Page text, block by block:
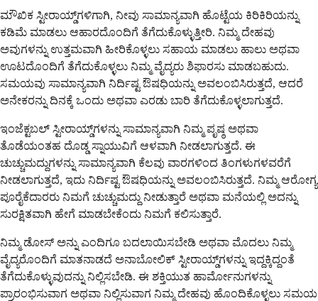
ಮೌಖಿಕ ಸ್ಟೀರಾಯ್ಡ್‌ಗಳಿಗಾಗಿ, ನೀವು ಸಾಮಾನ್ಯವಾಗಿ ಹೊಟ್ಟೆಯ ಕಿರಿಕಿರಿಯನ್ನು
ಕಡಿಮೆ ಮಾಡಲು ಆಹಾರದೊಂದಿಗೆ ತೆಗೆದುಕೊಳ್ಳುತ್ತೀರಿ. ನಿಮ್ಮ ದೇಹವು
ಅವುಗಳನ್ನು ಉತ್ತಮವಾಗಿ ಹೀರಿಕೊಳ್ಳಲು ಸಹಾಯ ಮಾಡಲು ಹಾಲು ಅಥವಾ
ಊಟದೊಂದಿಗೆ ತೆಗೆದುಕೊಳ್ಳಲು ನಿಮ್ಮ ವೈದ್ಯರು ಶಿಫಾರಸು ಮಾಡಬಹುದು.
ಸಮಯವು ಸಾಮಾನ್ಯವಾಗಿ ನಿರ್ದಿಷ್ಟ ಔಷಧಿಯನ್ನು ಅವಲಂಬಿಸಿರುತ್ತದೆ, ಆದರೆ
ಅನೇಕರನ್ನು ದಿನಕ್ಕೆ ಒಂದು ಅಥವಾ ಎರಡು ಬಾರಿ ತೆಗೆದುಕೊಳ್ಳಲಾಗುತ್ತದೆ.
ಇಂಜೆಕ್ಟಬಲ್ ಸ್ಟೀರಾಯ್ಡ್‌ಗಳನ್ನು ಸಾಮಾನ್ಯವಾಗಿ ನಿಮ್ಮ ಪೃಷ್ಠ ಅಥವಾ
ತೊಡೆಯಂತಹ ದೊಡ್ಡ ಸ್ನಾಯುವಿಗೆ ಆಳವಾಗಿ ನೀಡಲಾಗುತ್ತದೆ. ಈ
ಚುಚ್ಚುಮದ್ದುಗಳನ್ನು ಸಾಮಾನ್ಯವಾಗಿ ಕೆಲವು ವಾರಗಳಿಂದ ತಿಂಗಳುಗಳವರೆಗೆ
ನೀಡಲಾಗುತ್ತದೆ, ಇದು ನಿರ್ದಿಷ್ಟ ಔಷಧಿಯನ್ನು ಅವಲಂಬಿಸಿರುತ್ತದೆ. ನಿಮ್ಮ ಆರೋಗ್ಯ
ಪೂರೈಕೆದಾರರು ನಿಮಗೆ ಚುಚ್ಚುಮದ್ದು ನೀಡುತ್ತಾರೆ ಅಥವಾ ಮನೆಯಲ್ಲಿ ಅದನ್ನು
ಸುರಕ್ಷಿತವಾಗಿ ಹೇಗೆ ಮಾಡಬೇಕೆಂದು ನಿಮಗೆ ಕಲಿಸುತ್ತಾರೆ.
ನಿಮ್ಮ ಡೋಸ್ ಅನ್ನು ಎಂದಿಗೂ ಬದಲಾಯಿಸಬೇಡಿ ಅಥವಾ ಮೊದಲು ನಿಮ್ಮ
ವೈದ್ಯರೊಂದಿಗೆ ಮಾತನಾಡದೆ ಅನಾಬೋಲಿಕ್ ಸ್ಟೀರಾಯ್ಡ್‌ಗಳನ್ನು ಇದ್ದಕ್ಕಿದ್ದಂತೆ
ತೆಗೆದುಕೊಳ್ಳುವುದನ್ನು ನಿಲ್ಲಿಸಬೇಡಿ. ಈ ಶಕ್ತಿಯುತ ಹಾರ್ಮೋನುಗಳನ್ನು
ಪ್ರಾರಂಭಿಸುವಾಗ ಅಥವಾ ನಿಲ್ಲಿಸುವಾಗ ನಿಮ್ಮ ದೇಹವು ಹೊಂದಿಕೊಳ್ಳಲು ಸಮಯ